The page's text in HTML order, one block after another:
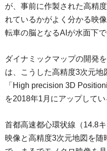
が、事前に作製された高精
れているかがよく分かる映
転車の脳となるAIが水面下
ダイナミックマップの開発
は、こうした高精度3次元地
「High precision 3D
を2018年1月にアップしてい
首都高速都心環状線（14.8
映像と高精度3次元地図を